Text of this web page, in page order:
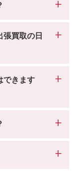
買取の日
できます